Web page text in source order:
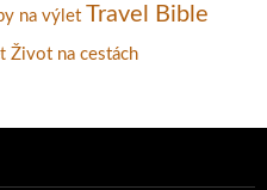
na výlet Travel Bible
Život na cestách